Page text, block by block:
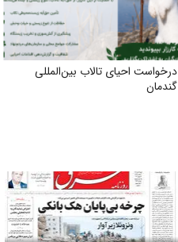
درخواست احیای تالاب بین‌المللی
گندمان